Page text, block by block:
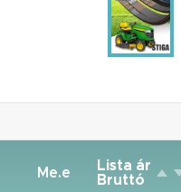
Me.e
Lista ár
Bruttó